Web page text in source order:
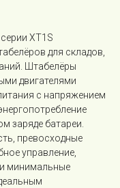
XT1S
для складов,
Штабелёры
двигателями
с напряжением
заряде батареи.
превосходные
управление,
минимальные